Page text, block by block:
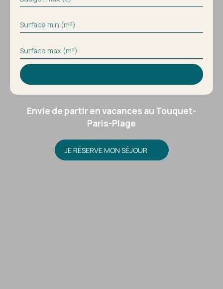
Surface min (m²)
Surface max (m²)
Envie de partir en vacances au Touquet-
Paris-Plage
JE RÉSERVE MON SÉJOUR